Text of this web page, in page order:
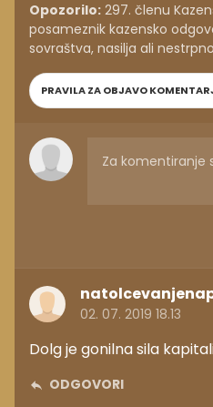
Opozorilo: 297. členu
posameznik kazensko
sovraštva, nasilja ali
PRAVILA ZA OBJAVO
02. 07. 2019 18.13
Dolg je gonilna sila
ODGOVORI